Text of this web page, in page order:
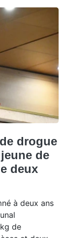
drogue
de
deux
à deux ans
de